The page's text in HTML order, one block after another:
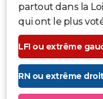
partout dans la
qui ont le plus voté
LFI ou extrême
RN ou extrême